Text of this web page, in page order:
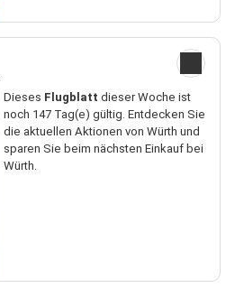
Dieses Flugblatt dieser Woche ist
noch 147 Tag(e) gültig. Entdecken Sie
die aktuellen Aktionen von Würth und
sparen Sie beim nächsten Einkauf bei
Würth.